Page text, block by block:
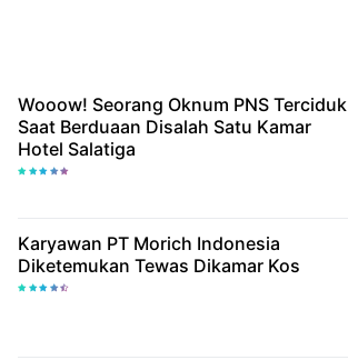
Wooow! Seorang Oknum PNS Terciduk
Saat Berduaan Disalah Satu Kamar
Hotel Salatiga
Karyawan PT Morich Indonesia
Diketemukan Tewas Dikamar Kos